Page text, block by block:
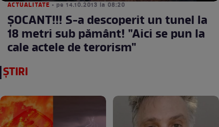
ACTUALITATE • pe 14.10.2013 la 08:20
ŞOCANT!!! S-a descoperit un tunel la
18 metri sub pământ! "Aici se pun la
cale actele de terorism"
ȘTIRI